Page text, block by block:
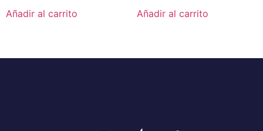
Añadir al carrito Añadir al carrito